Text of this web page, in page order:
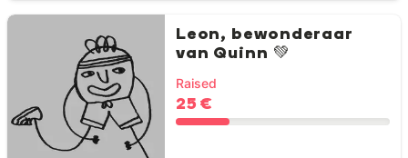
Leon, bewonderaar
van Quinn 💚
Raised
25 €